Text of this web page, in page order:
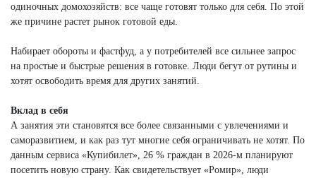
одиночных домохозяйств: все чаще готовят только для себя. По этой
же причине растет рынок готовой еды.
Набирает обороты и фастфуд, а у потребителей все сильнее запрос
на простые и быстрые решения в готовке. Люди бегут от рутины и
хотят освободить время для других занятий.
Вклад в себя
А занятия эти становятся все более связанными с увлечениями и
саморазвитием, и как раз тут многие себя ограничивать не хотят. По
данным сервиса «Купибилет», 26 % граждан в 2026-м планируют
посетить новую страну. Как свидетельствует «Ромир», люди